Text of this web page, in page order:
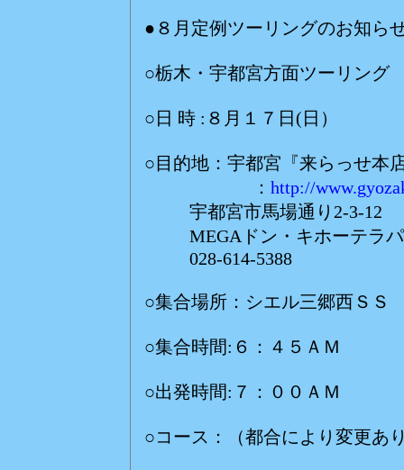
●８月定例ツーリングのお知ら
○栃木・宇都宮方面ツーリング
○日 時 :８月１７日(日）
○目的地：宇都宮『来らっせ本
： http://
宇都宮市馬場通り2-3-12
MEGAドン・キホーテラパ
028-614-5388
○集合場所：シエル三郷西ＳＳ
○集合時間:６：４５ＡＭ
○出発時間:７：００ＡＭ
○コース：（都合により変更あ